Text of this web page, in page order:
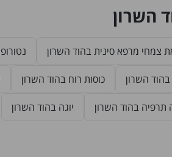
השרון
צמחי מרפא סינית בהוד השרון
בהוד השרון כוסות רוח בהוד השרון
תרפיה בהוד השרון יוגה בהוד השרון